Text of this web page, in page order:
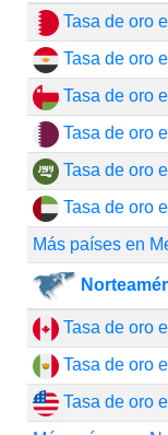
Tasa de oro
Tasa de oro
Tasa de oro
Tasa de oro
Tasa de oro
Tasa de oro
Más países en
Tasa de oro
Tasa de oro
Tasa de oro